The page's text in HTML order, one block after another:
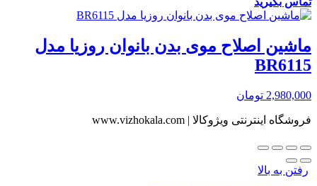
ماشین اصلاح موی بدن بانوان روزیا مدل
BR6115
2,980,000 تومان
فروشگاه اینترنتی ویژوکالا | www.vizhokala.com
رفتن به بالا